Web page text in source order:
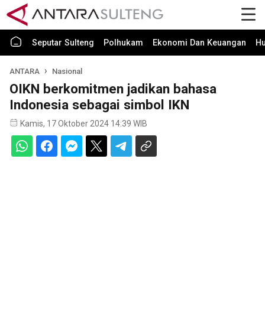
Seputar Sulteng Polhukam Ekonomi Dan Keuangan
ANTARA Nasional
OIKN berkomitmen jadikan bahasa
Indonesia sebagai simbol IKN
Kamis, 17 Oktober 2024 14:39 WIB